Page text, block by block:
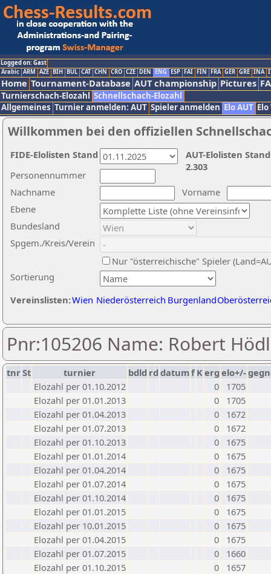
Logged on: Gast
Arabic ARM AZE BIH BUL CAT CHN CRO CZE DEN ENG ESP FAI FIN FRA GER GRE INA
Home Tournament-Database AUT championship Pictures
Turnierschach-Elozahl Schnellschach-Elozahl
Allgemeines Turnier anmelden: AUT Spieler anmelden Elo AUT
Willkommen bei den offiziellen
Nachname
Vorname
Ebene
Sortierung
Personennummer
Bundesland
Spgem./Kreis/Verein
Nur "österreichische" Spieler
Vereinslisten:Wien Niederösterreich Burgenland
AUT-Elolisten
2.303
FIDE-Elolisten Stand
Pnr:105206 Name: Robert Hödl
tnrSt turnier bdld rd datumf Kerg elo+/-
Elozahl per 01.10.2012
0
1705
Elozahl per 01.01.2013
0
1705
Elozahl per 01.04.2013
0
1672
Elozahl per 01.07.2013
0
1672
Elozahl per 01.10.2013
0
1675
Elozahl per 01.01.2014
0
1675
Elozahl per 01.04.2014
0
1675
Elozahl per 01.07.2014
0
1675
Elozahl per 01.10.2014
0
1675
Elozahl per 01.01.2015
0
1675
Elozahl per 10.01.2015
0
1675
Elozahl per 01.04.2015
0
1675
Elozahl per 01.07.2015
0
1660
Elozahl per 01.10.2015
0
1657